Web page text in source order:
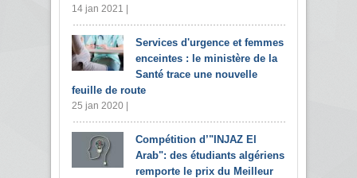
14 jan 2021 |
Services d'urgence et femmes
enceintes : le ministère de la
Santé trace une nouvelle
feuille de route
25 jan 2020 |
Compétition d’"INJAZ El
Arab": des étudiants algériens
remporte le prix du Meilleur